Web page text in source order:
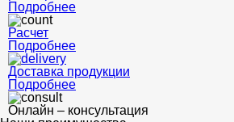
Подробнее
Расчет
Подробнее
Доставка продукции
Подробнее
Онлайн – консультация